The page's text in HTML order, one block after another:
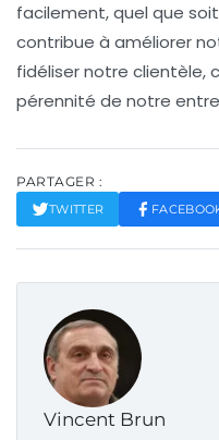
facilement, quel que
contribue à améliorer
fidéliser notre clientèle,
pérennité de notre
PARTAGER :
TWITTER
Vincent Brun